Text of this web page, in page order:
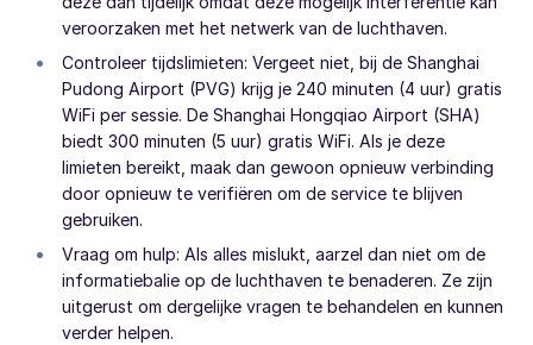
veroorzaken met het netwerk van de luchthaven.
Controleer tijdslimieten: Vergeet niet, bij de Shanghai
Pudong Airport (PVG) krijg je 240 minuten (4 uur) gratis
WiFi per sessie. De Shanghai Hongqiao Airport (SHA)
biedt 300 minuten (5 uur) gratis WiFi. Als je deze
limieten bereikt, maak dan gewoon opnieuw verbinding
door opnieuw te verifiëren om de service te blijven
gebruiken.
Vraag om hulp: Als alles mislukt, aarzel dan niet om de
informatiebalie op de luchthaven te benaderen. Ze zijn
uitgerust om dergelijke vragen te behandelen en kunnen
verder helpen.